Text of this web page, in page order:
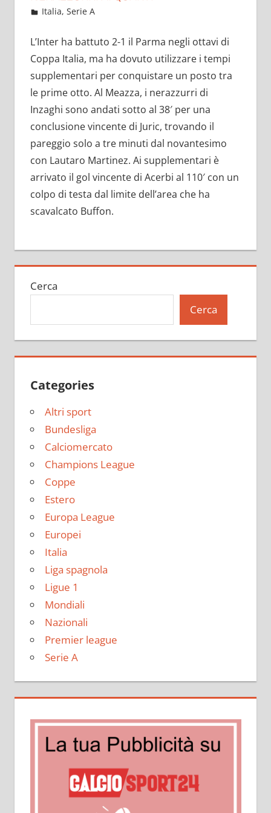
Gennaio 11, 2023
admin
Italia,Serie A
L’Inter ha battuto 2-1 il Parma negli ottavi di
Coppa Italia, ma ha dovuto utilizzare i tempi
supplementari per conquistare un posto tra
le prime otto. Al Meazza, i nerazzurri di
Inzaghi sono andati sotto al 38′ per una
conclusione vincente di Juric, trovando il
pareggio solo a tre minuti dal novantesimo
con Lautaro Martinez. Ai supplementari è
arrivato il gol vincente di Acerbi al 110′ con un
colpo di testa dal limite dell’area che ha
scavalcato Buffon.
Cerca
Cerca
Categories
Altri sport
Bundesliga
Calciomercato
Champions League
Coppe
Estero
Europa League
Europei
Italia
Liga spagnola
Ligue 1
Mondiali
Nazionali
Premier league
Serie A